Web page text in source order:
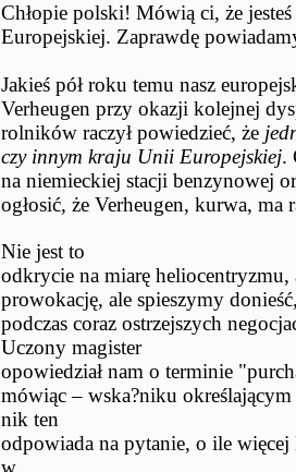
Chłopie polski! Mówią ci, że
Europejskiej. Zaprawdę
Jakieś pół roku temu nasz
Verheugen przy okazji kolejnej
rolników raczył powiedzieć, że
czy innym kraju Unii Europejskiej.
na niemieckiej stacji benzynowej
ogłosić, że Verheugen, kurwa, ma
Nie jest to
odkrycie na miarę
prowokację, ale spieszymy
podczas coraz ostrzejszych
Uczony magister
opowiedział nam o terminie
mówiąc – wska?niku
nik ten
odpowiada na pytanie, o ile
w